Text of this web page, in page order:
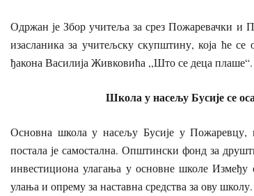
Одржан је Збор учитеља за срез Пожаревачки и
изасланика за учитељску скупштину, која ће
ђакона Василија Живковића ,,Што се деца плаше“.
Школа у насељу Бусије се
Основна школа у насељу Бусије у Пожаревцу,
постала је самостална. Општински фонд за
инвестициона улагања у основне школе Између
улања и опрему за наставна средства за ову